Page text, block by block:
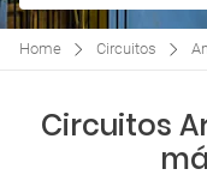
Home Circuitos
Circuitos